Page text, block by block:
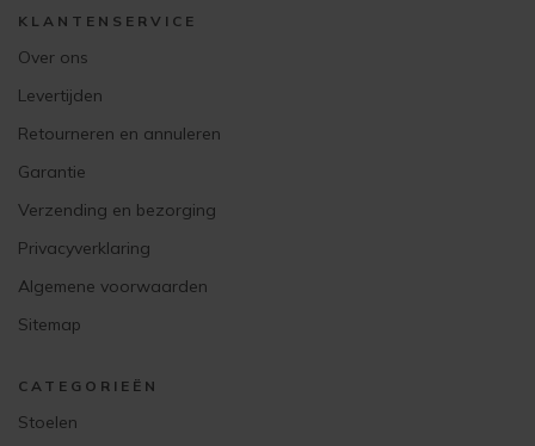
KLANTENSERVICE
Over ons
Levertijden
Retourneren en annuleren
Garantie
Verzending en bezorging
Privacyverklaring
Algemene voorwaarden
Sitemap
CATEGORIEËN
Stoelen